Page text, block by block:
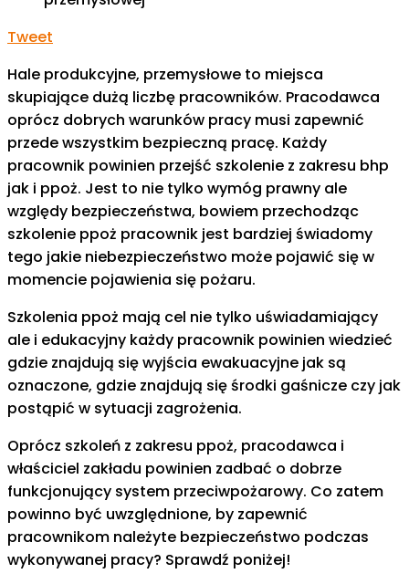
Tweet
Hale produkcyjne, przemysłowe to miejsca
skupiające dużą liczbę pracowników. Pracodawca
oprócz dobrych warunków pracy musi zapewnić
przede wszystkim bezpieczną pracę. Każdy
pracownik powinien przejść szkolenie z zakresu bhp
jak i ppoż. Jest to nie tylko wymóg prawny ale
względy bezpieczeństwa, bowiem przechodząc
szkolenie ppoż pracownik jest bardziej świadomy
tego jakie niebezpieczeństwo może pojawić się w
momencie pojawienia się pożaru.
Szkolenia ppoż mają cel nie tylko uświadamiający
ale i edukacyjny każdy pracownik powinien wiedzieć
gdzie znajdują się wyjścia ewakuacyjne jak są
oznaczone, gdzie znajdują się środki gaśnicze czy jak
postąpić w sytuacji zagrożenia.
Oprócz szkoleń z zakresu ppoż, pracodawca i
właściciel zakładu powinien zadbać o dobrze
funkcjonujący system przeciwpożarowy. Co zatem
powinno być uwzględnione, by zapewnić
pracownikom należyte bezpieczeństwo podczas
wykonywanej pracy? Sprawdź poniżej!